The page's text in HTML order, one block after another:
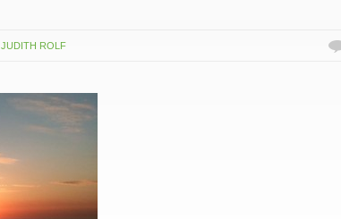
JUDITH ROLF